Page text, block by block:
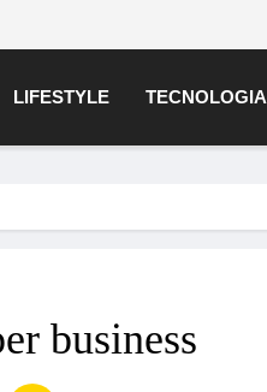
LIFESTYLE TECNOLOGIA
business